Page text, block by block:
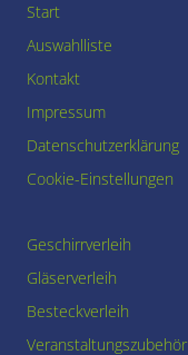
Start
Auswahlliste
Kontakt
Impressum
Datenschutzerklärung
Cookie-Einstellungen
Geschirrverleih
Gläserverleih
Besteckverleih
Veranstaltungszubehör